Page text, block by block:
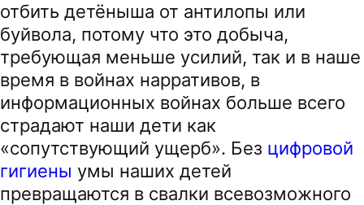
отбить детёныша от антилопы или
буйвола, потому что это добыча,
требующая меньше усилий, так и в наше
время в войнах нарративов, в
информационных войнах больше всего
страдают наши дети как
«сопутствующий ущерб». Без цифровой
гигиены умы наших детей
превращаются в свалки всевозможного